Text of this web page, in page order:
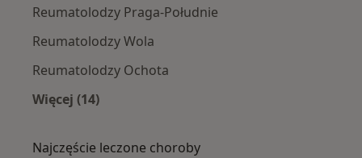
Reumatolodzy Praga-Południe
Reumatolodzy Wola
Reumatolodzy Ochota
Więcej (14)
Najczęście leczone choroby